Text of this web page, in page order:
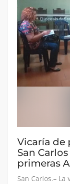
Vicaría de
San
primeras
San Carlos.–